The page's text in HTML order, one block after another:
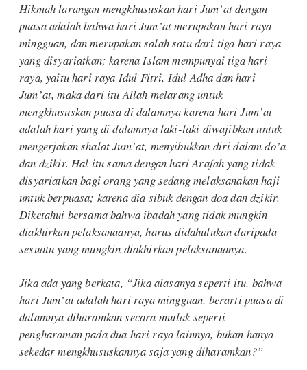
Hikmah larangan mengkhususkan hari Jum’at dengan
puasa adalah bahwa hari Jum’at merupakan hari raya
mingguan, dan merupakan salah satu dari tiga hari raya
yang disyariatkan; karena Islam mempunyai tiga hari
raya, yaitu hari raya Idul Fitri, Idul Adha dan hari
Jum’at, maka dari itu Allah melarang untuk
mengkhususkan puasa di dalamnya karena hari Jum’at
adalah hari yang di dalamnya laki-laki diwajibkan untuk
mengerjakan shalat Jum’at, menyibukkan diri dalam do’a
dan dzikir. Hal itu sama dengan hari Arafah yang tidak
disyariatkan bagi orang yang sedang melaksanakan haji
untuk berpuasa; karena dia sibuk dengan doa dan dzikir.
Diketahui bersama bahwa ibadah yang tidak mungkin
diakhirkan pelaksanaanya, harus didahulukan daripada
sesuatu yang mungkin diakhirkan pelaksanaanya.
Jika ada yang berkata, “Jika alasanya seperti itu, bahwa
hari Jum’at adalah hari raya mingguan, berarti puasa di
dalamnya diharamkan secara mutlak seperti
pengharaman pada dua hari raya lainnya, bukan hanya
sekedar mengkhususkannya saja yang diharamkan?”